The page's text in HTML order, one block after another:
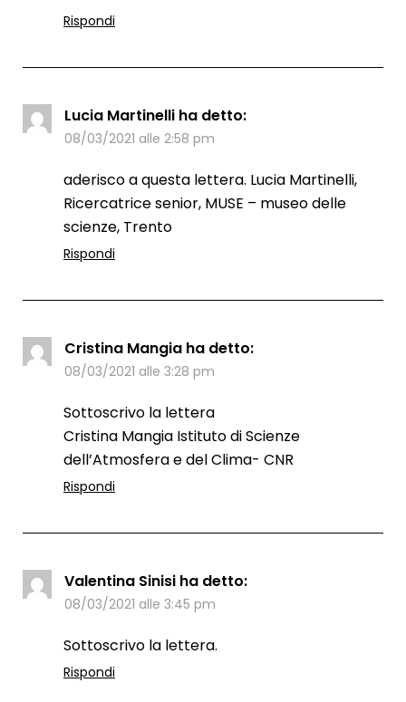
Rispondi
Lucia Martinelli ha detto:
08/03/2021 alle 2:58 pm
aderisco a questa lettera. Lucia Martinelli,
Ricercatrice senior, MUSE – museo delle
scienze, Trento
Rispondi
Cristina Mangia ha detto:
08/03/2021 alle 3:28 pm
Sottoscrivo la lettera
Cristina Mangia Istituto di Scienze
dell’Atmosfera e del Clima- CNR
Rispondi
Valentina Sinisi ha detto:
08/03/2021 alle 3:45 pm
Sottoscrivo la lettera.
Rispondi